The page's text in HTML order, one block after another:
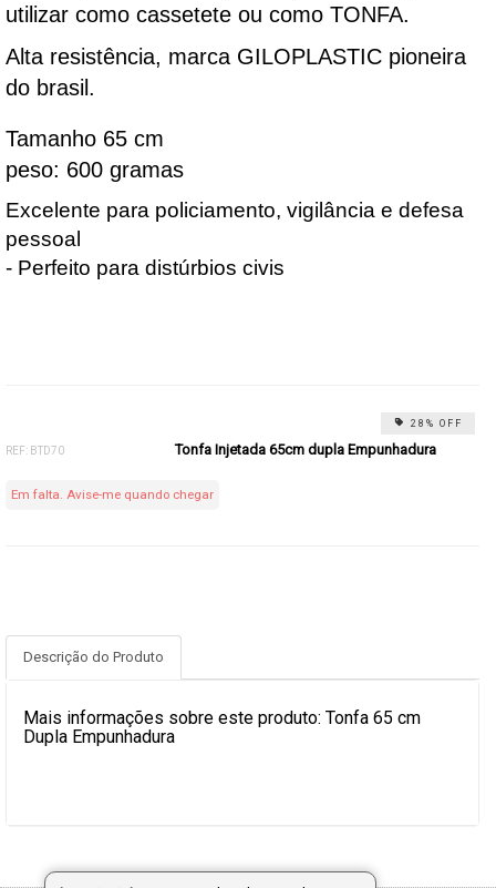
utilizar como cassetete ou como TONFA.
Alta resistência, marca GILOPLASTIC pioneira
do brasil.
Tamanho 65 cm
peso: 600 gramas
Excelente para policiamento, vigilância e defesa
pessoal
- Perfeito para distúrbios civis
28% OFF
REF: BTD70 Tonfa Injetada 65cm dupla Empunhadura
Em falta. Avise-me quando chegar
Descrição do Produto
Mais informações sobre este produto: Tonfa 65 cm
Dupla Empunhadura